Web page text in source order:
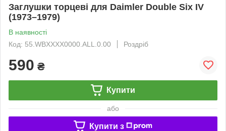
Заглушки торцеві для Daimler Double Six IV
(1973–1979)
В наявності
Код: 55.WBXXXX0000.ALL.0.00
Роздріб
590 ₴
Купити
або
Купити з